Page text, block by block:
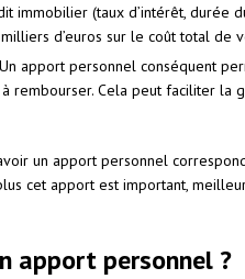
immobilier (taux d’intérêt, durée
d’euros sur le coût total de
Un apport personnel conséquent
rembourser. Cela peut faciliter la
un apport personnel
cet apport est important,
apport personnel ?